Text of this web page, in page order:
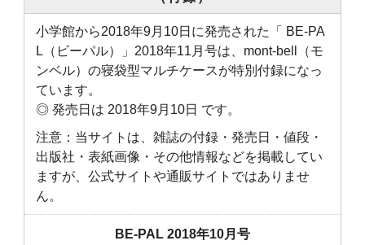
小学館から2018年9月10日に発売された「 BE-PA
L（ビーパル）」2018年11月号は、mont-bell（モ
ンベル）の寝袋型マルチケースが特別付録になっ
ています。
◎ 発売日は 2018年9月10日 です。
注意：当サイトは、雑誌の付録・発売日・値段・
出版社・表紙画像・その他情報などを掲載してい
ますが、公式サイトや通販サイトではありませ
ん。
BE-PAL 2018年10月号